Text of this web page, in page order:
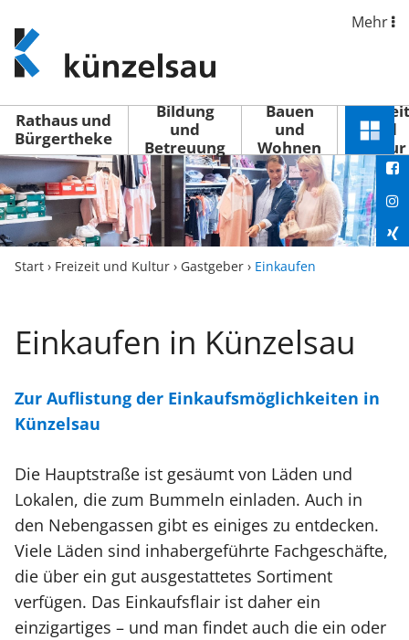
www.kuenzelsau.de
(zur
Startseite)
Mehr
Rathaus und
Bürgertheke
Bildung
und
Betreuung
Bauen
und
Wohnen
Freizeit
und
Kultur
Menü
Start › Freizeit und Kultur › Gastgeber › Einkaufen
Einkaufen in Künzelsau
Zur Auflistung der Einkaufsmöglichkeiten in
Künzelsau
Die Hauptstraße ist gesäumt von Läden und
Lokalen, die zum Bummeln einladen. Auch in
den Nebengassen gibt es einiges zu entdecken.
Viele Läden sind inhabergeführte Fachgeschäfte,
die über ein gut ausgestattetes Sortiment
verfügen. Das Einkaufsflair ist daher ein
einzigartiges – und man findet auch die ein oder